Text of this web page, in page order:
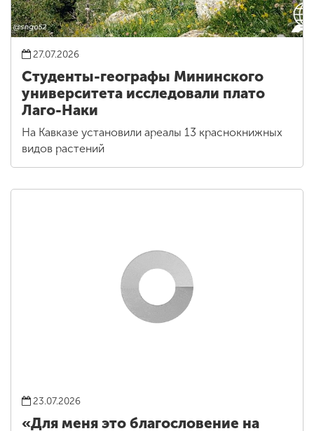
27.07.2026
Студенты-географы Мининского
университета исследовали плато
Лаго-Наки
На Кавказе установили ареалы 13 краснокнижных
видов растений
23.07.2026
«Для меня это благословение на